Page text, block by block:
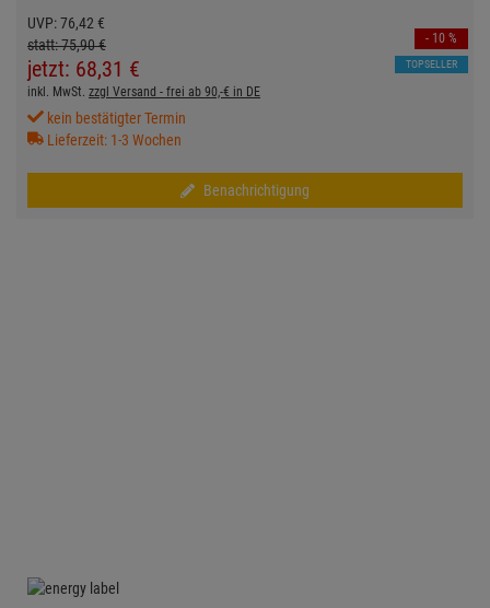
UVP:76,42 €
statt:75,90€
jetzt: 68,31 €
- 10 %
TOPSELLER
inkl. MwSt. zzgl Versand - frei ab 90,-€ in DE
kein bestätigter Termin
Lieferzeit: 1-3 Wochen
Benachrichtigung